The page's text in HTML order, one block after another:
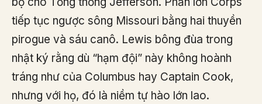
tiếp tục ngược sông Missouri bằng hai thuyền
pirogue và sáu canô. Lewis bông đùa trong
nhật ký rằng dù “hạm đội” này không hoành
tráng như của Columbus hay Captain Cook,
nhưng với họ, đó là niềm tự hào lớn lao.